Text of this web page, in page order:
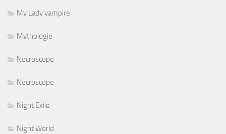
My Lady vampire
Mythologie
Necroscope
Necroscope
Night Exile
Night World